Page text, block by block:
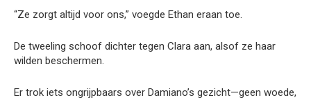
“Ze zorgt altijd voor ons,” voegde Ethan eraan toe.
De tweeling schoof dichter tegen Clara aan, alsof ze haar
wilden beschermen.
Er trok iets ongrijpbaars over Damiano’s gezicht—geen woede,